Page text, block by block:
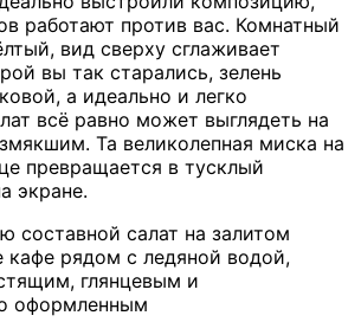
работают против вас. Комнатный
вид сверху сглаживает
вы так старались, зелень
а идеально и легко
всё равно может выглядеть на
Та великолепная миска на
превращается в тусклый
экране.
составной салат на залитом
кафе рядом с ледяной водой,
глянцевым и
оформленным